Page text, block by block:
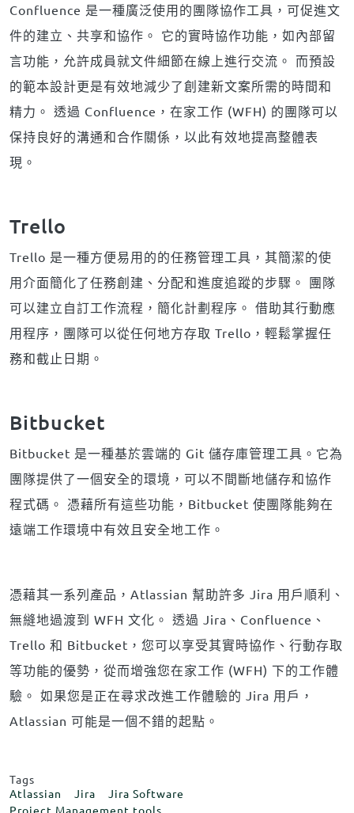
Confluence 是一種廣泛使用的團隊協作工具，可促進文
件的建立、共享和協作。 它的實時協作功能，如內部留
言功能，允許成員就文件細節在線上進行交流。 而預設
的範本設計更是有效地減少了創建新文案所需的時間和
精力。 透過 Confluence，在家工作 (WFH) 的團隊可以
保持良好的溝通和合作關係，以此有效地提高整體表
現。
Trello
Trello 是一種方便易用的的任務管理工具，其簡潔的使
用介面簡化了任務創建、分配和進度追蹤的步驟。 團隊
可以建立自訂工作流程，簡化計劃程序。 借助其行動應
用程序，團隊可以從任何地方存取 Trello，輕鬆掌握任
務和截止日期。
Bitbucket
Bitbucket 是一種基於雲端的 Git 儲存庫管理工具。它為
團隊提供了一個安全的環境，可以不間斷地儲存和協作
程式碼。 憑藉所有這些功能，Bitbucket 使團隊能夠在
遠端工作環境中有效且安全地工作。
憑藉其一系列產品，Atlassian 幫助許多 Jira 用戶順利、
無縫地過渡到 WFH 文化。 透過 Jira、Confluence、
Trello 和 Bitbucket，您可以享受其實時協作、行動存取
等功能的優勢，從而增強您在家工作 (WFH) 下的工作體
驗。 如果您是正在尋求改進工作體驗的 Jira 用戶，
Atlassian 可能是一個不錯的起點。
Tags
Atlassian
Jira
Jira Software
Project Management tools